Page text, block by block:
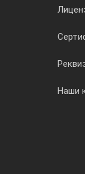
трансформатор-
Наши